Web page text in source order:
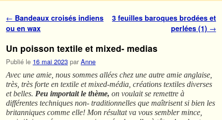
Navigation des articles
← Bandeaux croisés indiens
ou en wax
3 feuilles baroques brodées et
perlées (1) →
Un poisson textile et mixed- medias
Publié le 16 mai 2023 par Anne
Avec une amie, nous sommes allées chez une autre amie anglaise,
très, très forte en textile et mixed-média, créations textiles diverses
et belles. Peu importait le thème, on voulait se remettre à
différentes techniques non- traditionnelles que maîtrisent si bien les
britanniques comme elle! Mon résultat va vous sembler mince,